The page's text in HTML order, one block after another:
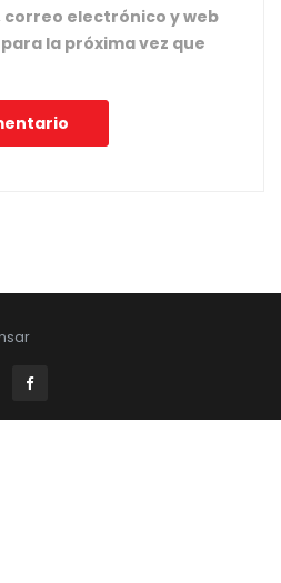
correo electrónico y web
la próxima vez que